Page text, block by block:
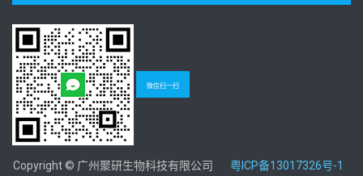
微信扫一扫
Copyright © 广州聚研生物科技有限公司 粤ICP备13017326号-1